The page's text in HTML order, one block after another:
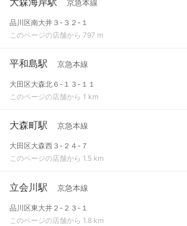
京急本線
品川区南大井３-３２-１
このページの店舗から 797 m
平和島駅 京急本線
大田区大森北６-１３-１１
このページの店舗から 1 km
大森町駅 京急本線
大田区大森西３-２４-７
このページの店舗から 1.5 km
立会川駅 京急本線
品川区東大井２-２３-１
このページの店舗から 1.8 km